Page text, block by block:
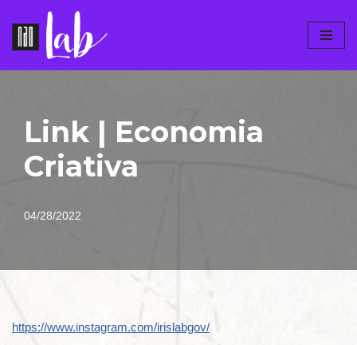
Pular
Link | Economia
Criativa
04/28/2022
https://www.instagram.com/irislabgov/